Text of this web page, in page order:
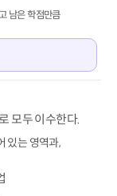
남은 학점만큼
모두 이수한다.
있는 영역과,